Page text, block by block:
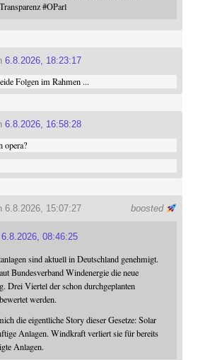
#OParl
6.8.2026, 18:23:17
Folgen im Rahmen ...
6.8.2026, 16:58:28
opera?
boosted
6.8.2026, 15:07:27
6.8.2026, 08:46:25
sind aktuell in Deutschland genehmigt.
Bundesverband Windenergie die neue
Drei Viertel der schon durchgeplanten
werden.
die eigentliche Story dieser Gesetze: Solar
Anlagen. Windkraft verliert sie für bereits
Anlagen.